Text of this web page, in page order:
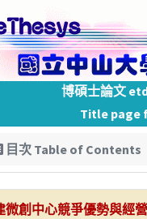
博碩士論文
Title page
目次 Table of Contents
創中心競爭優勢與經